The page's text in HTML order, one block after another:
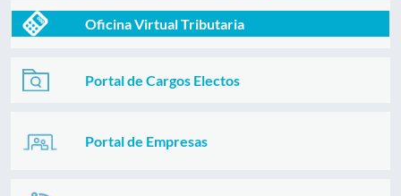
Oficina Virtual Tributaria
Portal de Cargos Electos
Portal de Empresas